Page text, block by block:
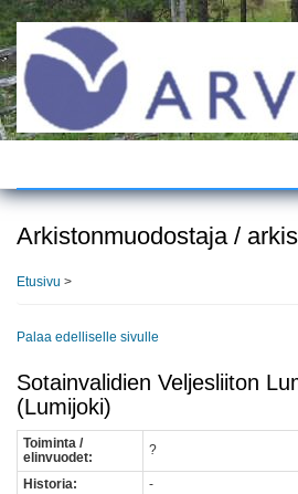
Hyppää
pääsisältöön
Arkistonmuodostaja /
Etusivu >
Palaa edelliselle sivulle
Sotainvalidien Veljesliiton
(Lumijoki)
Toiminta /
elinvuodet:
?
Historia:
-